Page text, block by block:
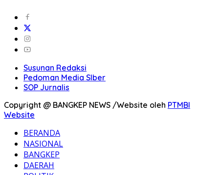
Susunan Redaksi
Pedoman Media SIber
SOP Jurnalis
Copyright @ BANGKEP NEWS /Website oleh PTMBI
Website
BERANDA
NASIONAL
BANGKEP
DAERAH